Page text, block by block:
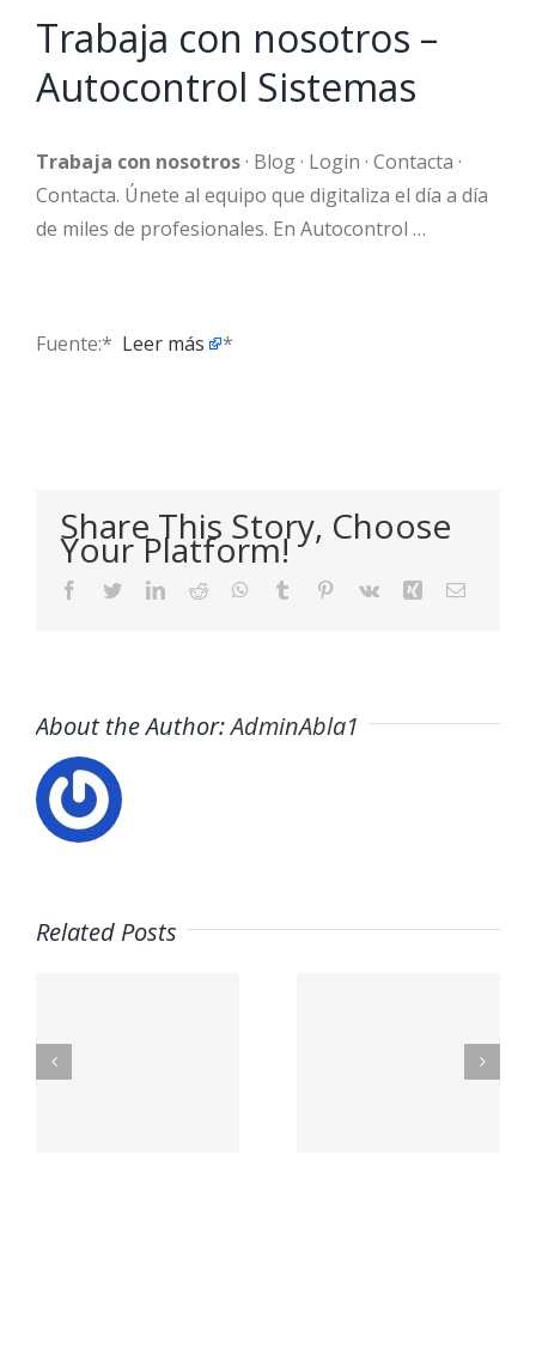
Trabaja con nosotros –
Autocontrol Sistemas
Trabaja con nosotros· Blog · Login · Contacta ·
Contacta. Únete al equipo que digitaliza el día a día
de miles de profesionales. En Autocontrol …
Fuente:* ​ Leer más *
Share This Story, Choose
Your Platform!
Facebook
TwitterLinkedIn
Reddit WhatsApp
Tumblr Pinterest
Vk Xing Email
About the Author:AdminAbla1
Related Posts
Usuario –